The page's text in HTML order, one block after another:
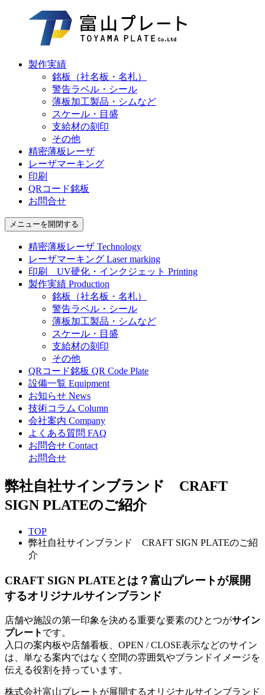
製作実績
銘板（社名板・名札）
警告ラベル・シール
薄板加工製品・シムなど
スケール・目盛
支給材の刻印
その他
精密薄板レーザ
レーザマーキング
印刷
QRコード銘板
お問合せ
メニューを開閉する
精密薄板レーザ Technology
レーザマーキング Laser marking
印刷 UV硬化・インクジェット Printing
製作実績 Production
銘板（社名板・名札）
警告ラベル・シール
薄板加工製品・シムなど
スケール・目盛
支給材の刻印
その他
QRコード銘板 QR Code Plate
設備一覧 Equipment
お知らせ News
技術コラム Column
会社案内 Company
よくある質問 FAQ
お問合せ Contact
お問合せ
弊社自社サインブランド CRAFT
SIGN PLATEのご紹介
TOP
弊社自社サインブランド CRAFT SIGN PLATEのご紹
介
CRAFT SIGN PLATEとは？富山プレートが展開
するオリジナルサインブランド
店舗や施設の第一印象を決める重要な要素のひとつがサイン
プレート です。
入口の案内板や店舗看板、OPEN / CLOSE表示などのサイン
は、単なる案内ではなく空間の雰囲気やブランドイメージを
伝える役割を持っています。
株式会社富山プレートが展開するオリジナルサインブランド